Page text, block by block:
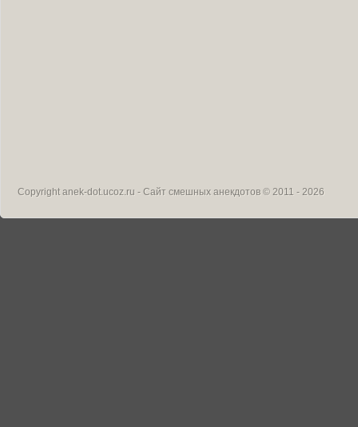
Copyrightanek-dot.ucoz.ru - Сайт смешных анекдотов © 2011 - 2026